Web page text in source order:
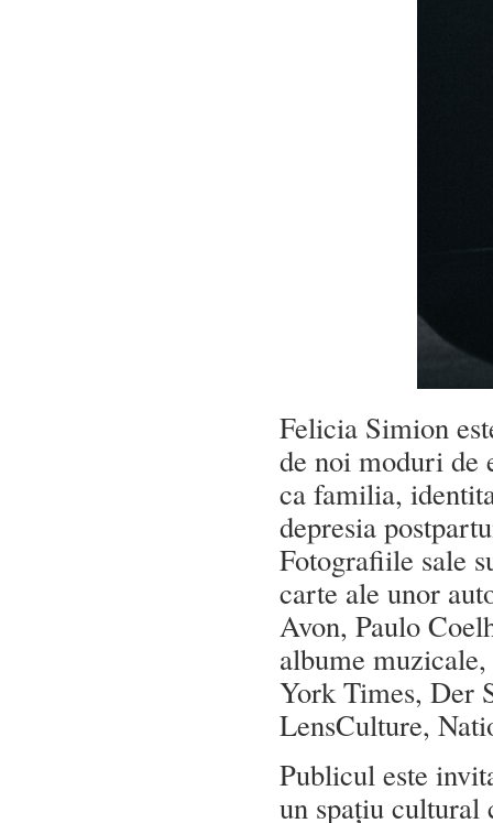
Felicia Simion
de noi moduri de
ca familia,
depresia
Fotografiile sale
carte ale unor
Avon, Paulo
albume
York Times, Der
LensCulture,
Publicul este
un spațiu cultural